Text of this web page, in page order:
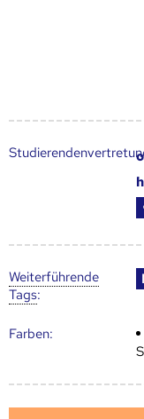
Weiter­führende
Tags:
Farben: